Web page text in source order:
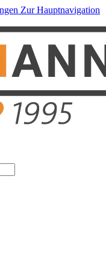
Zur Hauptnavigation